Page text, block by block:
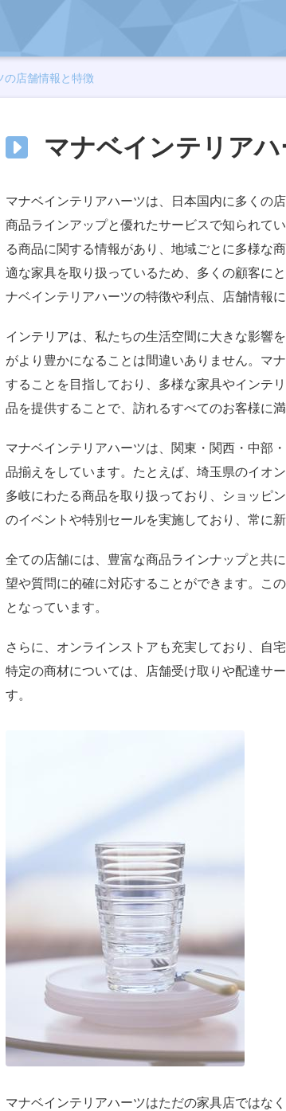
の店舗情報と特徴
マナベインテリア
マナベインテリアハーツは、日本国内に多くの
商品ラインアップと優れたサービスで知られて
る商品に関する情報があり、地域ごとに多様な
適な家具を取り扱っているため、多くの顧客に
ナベインテリアハーツの特徴や利点、店舗情報
インテリアは、私たちの生活空間に大きな影響
がより豊かになることは間違いありません。マ
することを目指しており、多様な家具やインテ
品を提供することで、訪れるすべてのお客様に
マナベインテリアハーツは、関東・関西・中部
品揃えをしています。たとえば、埼玉県のイオ
多岐にわたる商品を取り扱っており、ショッピ
のイベントや特別セールを実施しており、常に
全ての店舗には、豊富な商品ラインナップと共
望や質問に的確に対応することができます。こ
となっています。
さらに、オンラインストアも充実しており、自
特定の商材については、店舗受け取りや配達サ
す。
マナベインテリアハーツはただの家具店ではな